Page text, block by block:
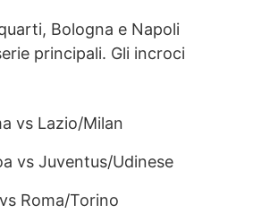
Bologna e Napoli
principali. Gli incroci
vs Lazio/Milan
vs Juventus/Udinese
Roma/Torino